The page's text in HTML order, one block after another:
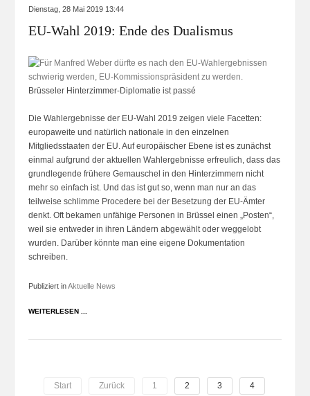
Dienstag, 28 Mai 2019 13:44
EU-Wahl 2019: Ende des Dualismus
Brüsseler Hinterzimmer-Diplomatie ist passé
Die Wahlergebnisse der EU-Wahl 2019 zeigen viele Facetten:
europaweite und natürlich nationale in den einzelnen
Mitgliedsstaaten der EU. Auf europäischer Ebene ist es zunächst
einmal aufgrund der aktuellen Wahlergebnisse erfreulich, dass das
grundlegende frühere Gemauschel in den Hinterzimmern nicht
mehr so einfach ist. Und das ist gut so, wenn man nur an das
teilweise schlimme Procedere bei der Besetzung der EU-Ämter
denkt. Oft bekamen unfähige Personen in Brüssel einen „Posten“,
weil sie entweder in ihren Ländern abgewählt oder weggelobt
wurden. Darüber könnte man eine eigene Dokumentation
schreiben.
Publiziert inAktuelle News
WEITERLESEN ...
Start Zurück 1 2 3 4